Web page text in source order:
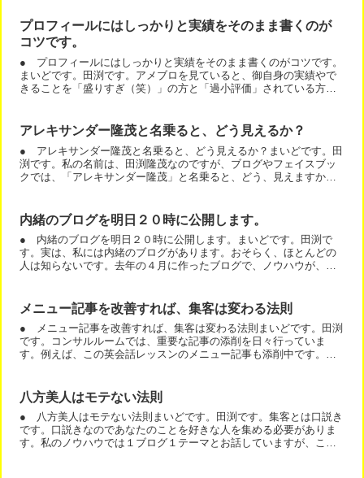
プロフィールにはしっかりと実績をそのまま書くのが
コツです。
● プロフィールにはしっかりと実績をそのまま書くのがコツです。
まいどです。田渕です。アメブロを見ていると、御自身の実績やで
きることを「盛りすぎ（笑）」の方と「過小評価」されている方が
アレキサンダー隆茂と名乗ると、どう見えるか？
● アレキサンダー隆茂と名乗ると、どう見えるか？まいどです。田
渕です。私の名前は、田渕隆茂なのですが、ブログやフェイスブッ
クでは、「アレキサンダー隆茂」と名乗ると、どう、見えますか？
内緒のブログを明日２０時に公開します。
● 内緒のブログを明日２０時に公開します。まいどです。田渕で
す。実は、私には内緒のブログがあります。おそらく、ほとんどの
人は知らないです。去年の４月に作ったブログで、ノウハウが、今
メニュー記事を改善すれば、集客は変わる法則
● メニュー記事を改善すれば、集客は変わる法則まいどです。田渕
です。コンサルルームでは、重要な記事の添削を日々行っていま
す。例えば、この英会話レッスンのメニュー記事も添削中です。最
八方美人はモテない法則
● 八方美人はモテない法則まいどです。田渕です。集客とは口説き
です。口説きなのであなたのことを好きな人を集める必要がありま
す。私のノウハウでは１ブログ１テーマとお話していますが、これ